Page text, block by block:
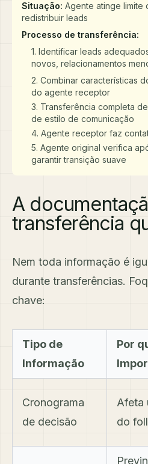
Situação: Agente atinge limite
redistribuir leads
Processo de transferência:
1. Identificar leads
novos, relacionamentos
2. Combinar características
do agente receptor
3. Transferência completa
de estilo de comunicação
4. Agente receptor faz
5. Agente original verifica
garantir transição suave
A
transferência
Nem toda informação é
durante transferências.
chave:
Tipo de
Informação
Por
Cronograma
de decisão
Afeta
do